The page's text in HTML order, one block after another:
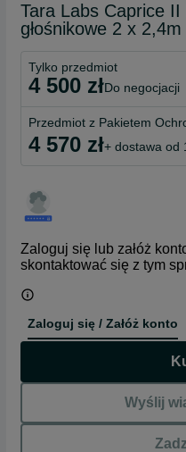
Tara Labs Caprice
głośnikowe 2 x
Tylko przedmiot
4 500 zł do negocjacji
Przedmiot z Pakietem
4 570 zł+ dostawa od
Zaloguj się lub załóż
skontaktować się z tym
Zaloguj się / Załóż konto
Wyślij